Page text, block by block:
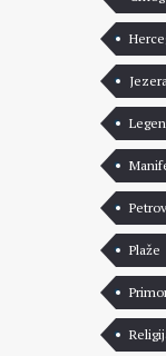
Jezera
Plaže